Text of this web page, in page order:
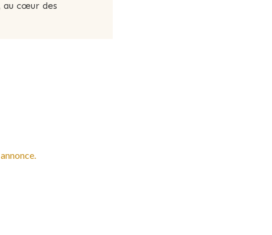
au cœur des